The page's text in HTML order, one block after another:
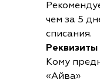
чем за 5
списания.
Кому
«Айва»